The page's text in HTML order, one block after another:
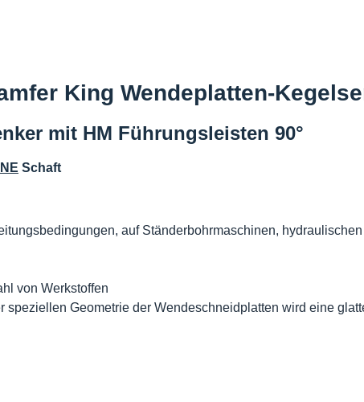
King Wendeplatten-
mit HM Führungsleisten 90°
Schaft
auf Ständerbohrmaschinen,
von Werkstoffen
speziellen Geometrie der Wendeschneidplatten wird eine